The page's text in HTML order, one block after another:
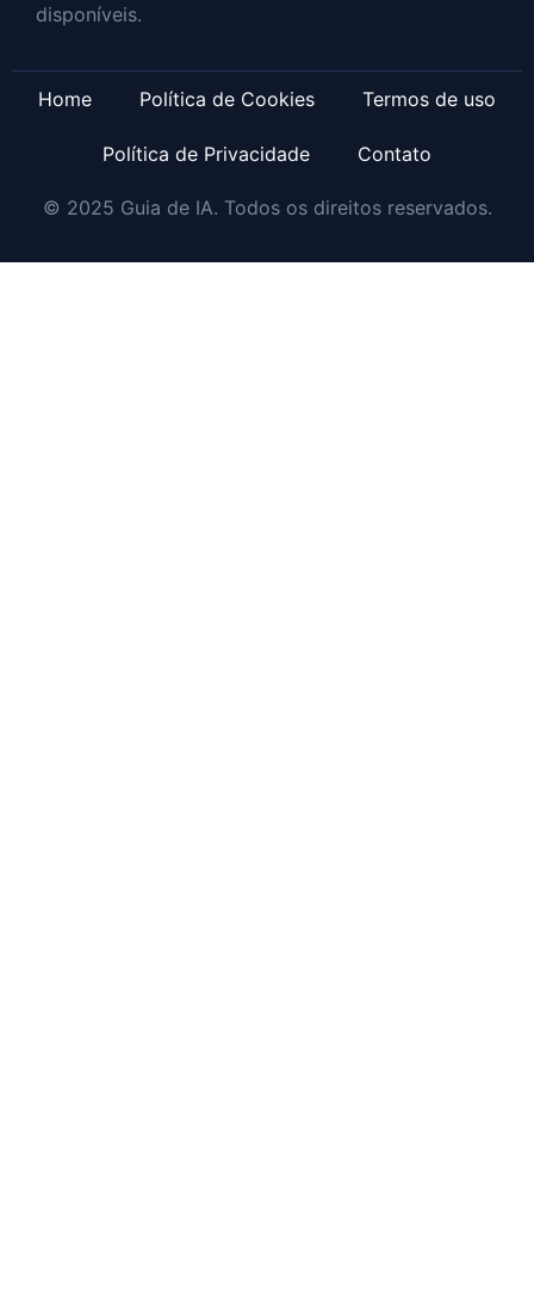
disponíveis.
Home Política de Cookies Termos de uso
Política de Privacidade Contato
© 2025 Guia de IA. Todos os direitos reservados.